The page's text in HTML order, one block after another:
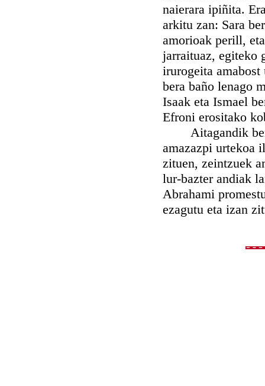
naierara ipiñita.
arkitu zan: Sara
amorioak perill,
jarraituaz, egiteko
irurogeita
bera baño lenago
Isaak eta Ismael
Efroni erositako
Aitagandik
amazazpi urtekoa
zituen, zeintzuek
lur-bazter andiak
Abrahami
ezagutu eta izan